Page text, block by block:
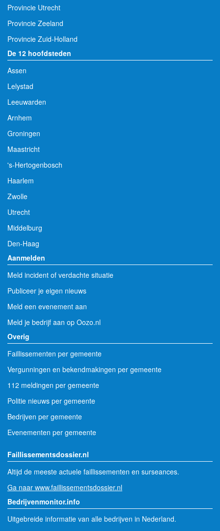
Provincie Utrecht
Provincie Zeeland
Provincie Zuid-Holland
De 12 hoofdsteden
Assen
Lelystad
Leeuwarden
Arnhem
Groningen
Maastricht
's-Hertogenbosch
Haarlem
Zwolle
Utrecht
Middelburg
Den-Haag
Aanmelden
Meld incident of verdachte situatie
Publiceer je eigen nieuws
Meld een evenement aan
Meld je bedrijf aan op Oozo.nl
Overig
Faillissementen per gemeente
Vergunningen en bekendmakingen per gemeente
112 meldingen per gemeente
Politie nieuws per gemeente
Bedrijven per gemeente
Evenementen per gemeente
Faillissementsdossier.nl
Altijd de meeste actuele faillissementen en surseances.
Ga naar www.faillissementsdossier.nl
Bedrijvenmonitor.info
Uitgebreide informatie van alle bedrijven in Nederland.